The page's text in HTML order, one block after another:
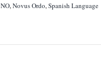
NO,Novus Ordo,Spanish Language